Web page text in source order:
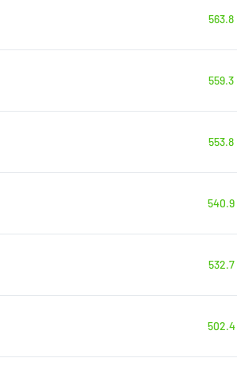
563.8
559.3
553.8
540.9
532.7
502.4